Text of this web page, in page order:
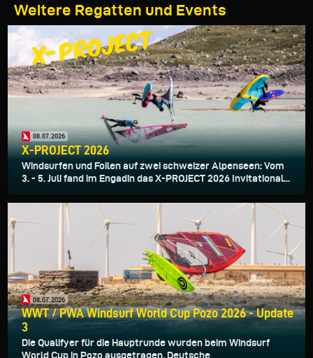
Weitere Regatten und Events
08.07.2026
X-PROJECT 2026
Windsurfen und Foilen auf zwei schweizer Alpenseen: Vom
3. - 5. Juli fand im Engadin das X-PROJECT 2026 Invitational...
08.07.2026
WWT / PWA Windsurf World Cup Pozo 2026 - Update
3
Die Qualifyer für die Hauptrunde wurden beim Windsurf
World Cup in Pozo ausgetragen. Deutsche